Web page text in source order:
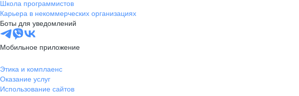
Школа программистов
Карьера в некоммерческих организациях
Боты для уведомлений
Мобильное приложение
Этика и комплаенс
Оказание услуг
Использование сайтов